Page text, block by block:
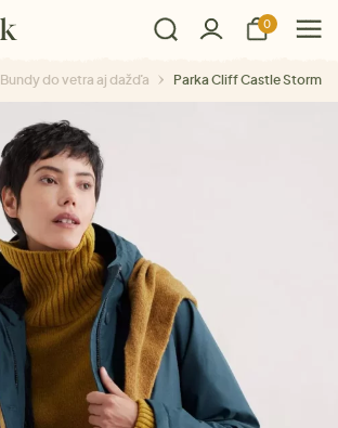
0
Bundy do vetra aj dažďa Parka Cliff Castle Storm